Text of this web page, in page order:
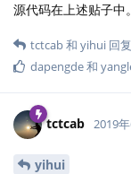
源代码在上述贴子中。
tctcab和 yihui 回
dapengde和
tctcab 2019
yihui